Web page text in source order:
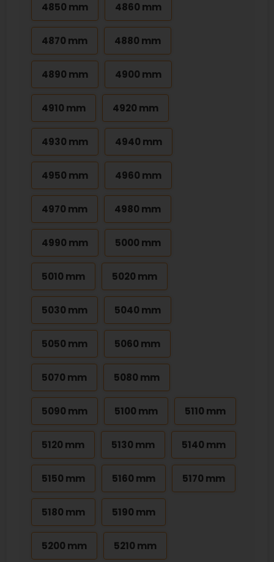
4850 mm 4860 mm
4870 mm 4880 mm
4890 mm 4900 mm
4910 mm 4920 mm
4930 mm 4940 mm
4950 mm 4960 mm
4970 mm 4980 mm
4990 mm 5000 mm
5010 mm 5020 mm
5030 mm 5040 mm
5050 mm 5060 mm
5070 mm 5080 mm
5090 mm 5100 mm 5110 mm
5120 mm 5130 mm 5140 mm
5150 mm 5160 mm 5170 mm
5180 mm 5190 mm
5200 mm 5210 mm